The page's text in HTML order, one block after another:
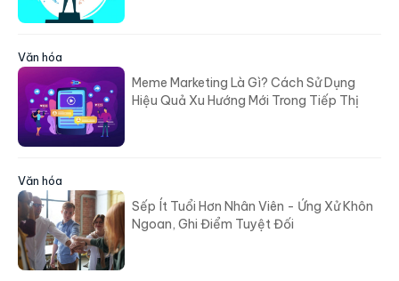
Văn hóa
Meme Marketing Là Gì? Cách Sử Dụng
Hiệu Quả Xu Hướng Mới Trong Tiếp Thị
Văn hóa
Sếp Ít Tuổi Hơn Nhân Viên - Ứng Xử Khôn
Ngoan, Ghi Điểm Tuyệt Đối